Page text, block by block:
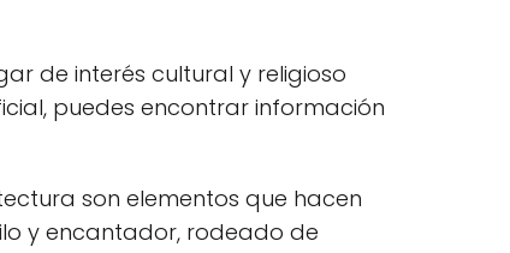
de interés cultural y religioso
puedes encontrar información
son elementos que hacen
y encantador, rodeado de